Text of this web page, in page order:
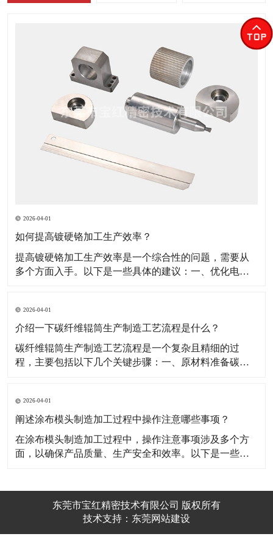
2026-04-01
如何提高镀硬铬加工生产效率？
​提高镀硬铬加工生产效率是一个综合性的问题，需要从
多个方面入手。以下是一些具体的建议：​一、优化电镀
层质量。在正常温度下，随着电流密度的增大，镀层的
硬度也在增加，但当电流密度达到一定极限时，镀层的
硬度趋向
2026-04-01
介绍一下碳纤维辊筒生产制造工艺流程是什么？
​碳纤维辊筒生产制造工艺流程是一个复杂且精细的过
程，主要包括以下几个关键步骤：​一、原材料准备碳纤
辊筒的性能和寿命。预浸料准备：将碳纤维材料经过表
面处理以提高其粘合性，然后浸渍树脂胶液，形成预浸
料。这一步
2026-04-01
阐述涂布模头制造加工过程中操作注意哪些事项？
​在涂布模头制造加工过程中，操作注意事项涉及多个方
面，以确保产品质量、生产安全和效率。以下是一些关
料存储：原材料应存放在干燥、清洁的环境中，避免受
东莞市宝红精密技术有限公司 版权所有
技术支持： 东莞网站建设​